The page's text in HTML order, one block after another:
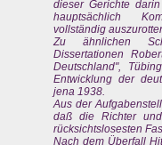
dieser Gerichte
hauptsächlich
vollständig
Zu ähnlichen
Dissertationen
Deutschland",
Entwicklung der
jena 1938.
Aus der
daß die Richter
rücksichtslosesten
Nach dem Überfall